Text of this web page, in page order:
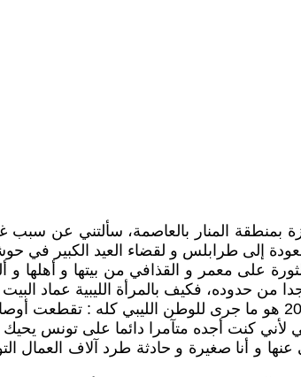
بمنطقة المنار بالعاصمة، سألتني عن
للعودة إلى طرابلس و لقضاء العيد
الثورة على معمر و القذافي من بيتها و
من حدوده، فكيف بالمرأة الليبية عماد البيت
لأني كنت أجده متآمرا دائما على تونس يحيك
و أنا صغيرة و حادثة طرد آلاف العمال